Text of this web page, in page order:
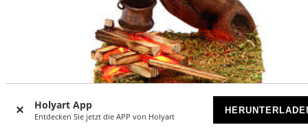
Holyart App
Entdecken Sie jetzt die APP von Holyart
-17%